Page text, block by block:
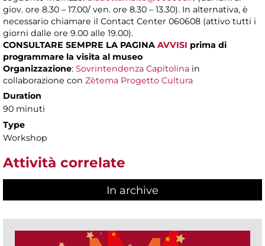
giov. ore 8.30 – 17.00/ ven. ore 8.30 – 13.30). In alternativa, è
necessario chiamare il Contact Center 060608 (attivo tutti i
giorni dalle ore 9.00 alle 19.00).
CONSULTARE SEMPRE LA PAGINA AVVISI prima di
programmare la visita al museo
Organizzazione: Sovrintendenza Capitolina in
collaborazione con Zètema Progetto Cultura
Duration
90 minuti
Type
Workshop
Attività correlate
In archive